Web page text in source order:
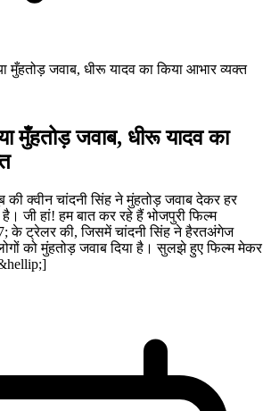
मुँहतोड़ जवाब, धीरू यादव का किया आभार व्यक्त
मुँहतोड़ जवाब, धीरू यादव का
की क्वीन चांदनी सिंह ने मुंहतोड़ जवाब देकर हर
जी हां! हम बात कर रहे हैं भोजपुरी फिल्म
के ट्रेलर की, जिसमें चांदनी सिंह ने हैरतअंगेज
को मुंहतोड़ जवाब दिया है। सुलझे हुए फिल्म मेकर
[&hellip;]